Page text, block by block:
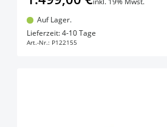
Auf Lager.
Lieferzeit: 4-10 Tage
Art.-Nr.: P122155